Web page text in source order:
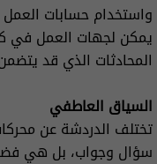
واستخدام حسابات
يمكن لجهات العمل في
المحادثات الذي قد
السياق العاطفي
تختلف الدردشة عن
سؤال وجواب، بل هي